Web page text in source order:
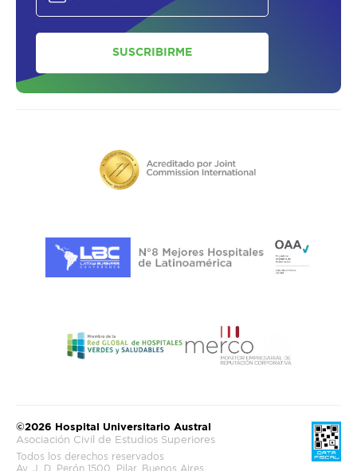
SUSCRIBIRME
©2026 Hospital Universitario Austral
Asociación Civil de Estudios Superiores
Todos los derechos reservados
Av. J. D. Perón 1500, Pilar, Buenos Aires